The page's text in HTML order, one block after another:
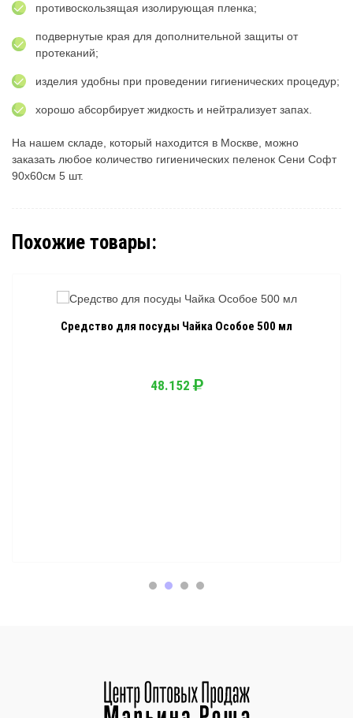
противоскользящая изолирующая пленка;
подвернутые края для дополнительной защиты от
протеканий;
изделия удобны при проведении гигиенических процедур;
хорошо абсорбирует жидкость и нейтрализует запах.
На нашем складе, который находится в Москве, можно
заказать любое количество гигиенических пеленок Сени Софт
90х60см 5 шт.
Похожие товары:
Средство для посуды Чайка Особое 500 мл
48.152